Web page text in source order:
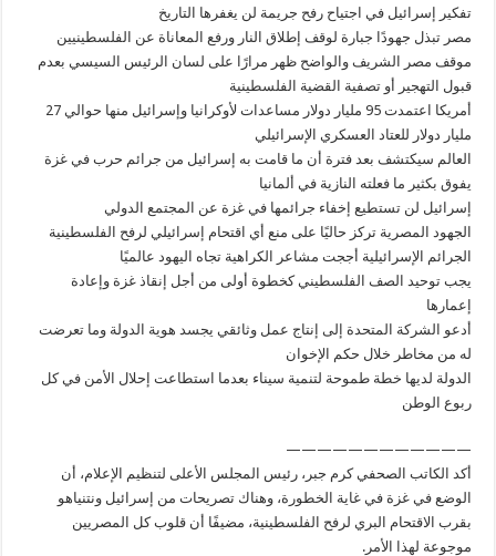
تفكير إسرائيل في اجتياح رفح جريمة لن يغفرها التاريخ
مصر تبذل جهودًا جبارة لوقف إطلاق النار ورفع المعاناة عن الفلسطينيين
موقف مصر الشريف والواضح ظهر مرارًا على لسان الرئيس السيسي بعدم
قبول التهجير أو تصفية القضية الفلسطينية
أمريكا اعتمدت 95 مليار دولار مساعدات لأوكرانيا وإسرائيل منها حوالي 27
مليار دولار للعتاد العسكري الإسرائيلي
العالم سيكتشف بعد فترة أن ما قامت به إسرائيل من جرائم حرب في غزة
يفوق بكثير ما فعلته النازية في ألمانيا
إسرائيل لن تستطيع إخفاء جرائمها في غزة عن المجتمع الدولي
الجهود المصرية تركز حاليًا على منع أي اقتحام إسرائيلي لرفح الفلسطينية
الجرائم الإسرائيلية أججت مشاعر الكراهية تجاه اليهود عالميًا
يجب توحيد الصف الفلسطيني كخطوة أولى من أجل إنقاذ غزة وإعادة
إعمارها
أدعو الشركة المتحدة إلى إنتاج عمل وثائقي يجسد هوية الدولة وما تعرضت
له من مخاطر خلال حكم الإخوان
الدولة لديها خطة طموحة لتنمية سيناء بعدما استطاعت إحلال الأمن في كل
ربوع الوطن
————————————
أكد الكاتب الصحفي كرم جبر، رئيس المجلس الأعلى لتنظيم الإعلام، أن
الوضع في غزة في غاية الخطورة، وهناك تصريحات من إسرائيل ونتنياهو
بقرب الاقتحام البري لرفح الفلسطينية، مضيفًا أن قلوب كل المصريين
موجوعة لهذا الأمر.